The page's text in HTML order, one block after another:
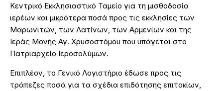
Κεντρικό Εκκλησιαστικό Ταμείο για τη μισθοδοσία
ιερέων και μικρότερα ποσά προς τις εκκλησίες των
Μαρωνιτών, των Λατίνων, των Αρμενίων και της
Ιεράς Μονής Αγ. Χρυσοστόμου που υπάγεται στο
Πατριαρχείο Ιεροσολύμων.
Επιπλέον, το Γενικό Λογιστήριο έδωσε προς τις
τράπεζες ποσά για τα σχέδια επιδότησης επιτοκίων,